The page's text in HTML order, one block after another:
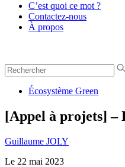
C’est quoi ce mot ?
Contactez-nous
À propos
Écosystème Green
[Appel à projets] –
Guillaume JOLY
Le 22 mai 2023